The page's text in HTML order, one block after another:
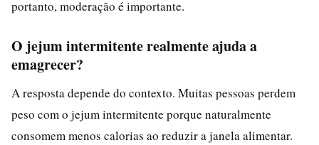
portanto, moderação é importante.
O jejum intermitente realmente ajuda a
emagrecer?
A resposta depende do contexto. Muitas pessoas perdem
peso com o jejum intermitente porque naturalmente
consomem menos calorias ao reduzir a janela alimentar.